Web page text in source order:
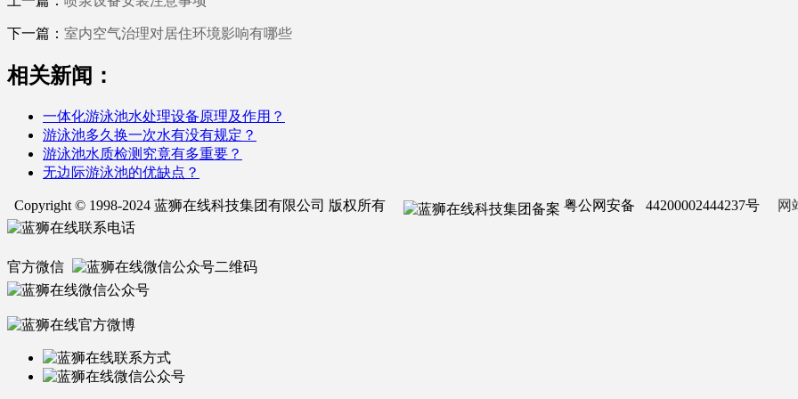
下一篇： 室内空气治理对居住环境影响有哪些
相关新闻：
一体化游泳池水处理设备原理及作用？
游泳池多久换一次水有没有规定？
游泳池水质检测究竟有多重要？
无边际游泳池的优缺点？
Copyright © 1998-2024 蓝狮在线科技集团有限公司 版权所有 粤公网安备 44200002444237号 网
官方微信